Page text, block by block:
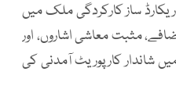
ساز کارکردگی ملک میں
مثبت معاشی اشاروں، اور
شاندار کارپوریٹ آمدنی کی